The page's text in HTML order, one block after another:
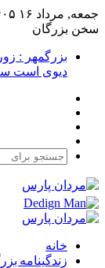
جمعه, مرداد ۱۶ ۱۴۰۵
سخن بزرگان
بزرگمهر :
دیوی است
خانه
زندگینامه